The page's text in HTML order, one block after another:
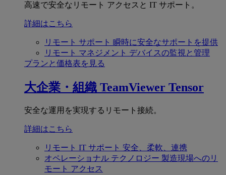
高速で安全なリモート アクセスと IT サポート。
詳細はこちら
リモート サポート 瞬時に安全なサポートを提供
リモート マネジメント デバイスの監視と管理
プランと価格表を見る
大企業・組織 TeamViewer Tensor
安全な運用を実現するリモート接続。
詳細はこちら
リモート IT サポート 安全、柔軟、連携
オペレーショナル テクノロジー 製造現場へのリ
モート アクセス